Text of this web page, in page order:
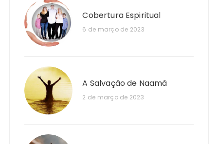
Cobertura Espiritual
6 de março de 2023
A Salvação de Naamã
2 de março de 2023